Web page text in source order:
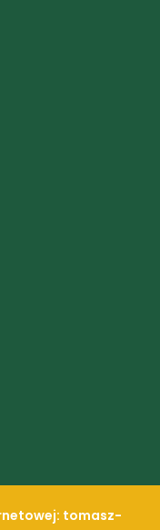
tomasz-